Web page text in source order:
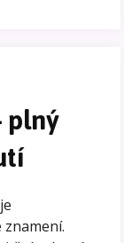
plný
znamení.